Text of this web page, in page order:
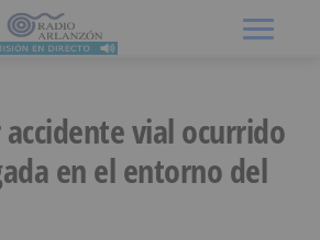
accidente vial ocurrido
en el entorno del